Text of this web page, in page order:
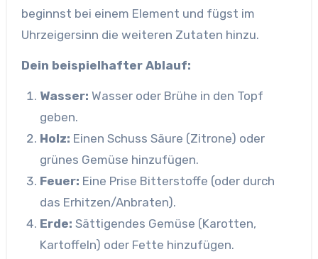
beginnst bei einem Element und fügst im
Uhrzeigersinn die weiteren Zutaten hinzu.
Dein beispielhafter Ablauf:
Wasser: Wasser oder Brühe in den Topf
geben.
Holz: Einen Schuss Säure (Zitrone) oder
grünes Gemüse hinzufügen.
Feuer: Eine Prise Bitterstoffe (oder durch
das Erhitzen/Anbraten).
Erde: Sättigendes Gemüse (Karotten,
Kartoffeln) oder Fette hinzufügen.